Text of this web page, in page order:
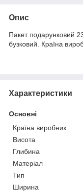
Опис
Пакет подарунковий
бузковий. Країна
Характеристики
Основні
Країна виробник
Висота
Глибина
Матеріал
Тип
Ширина